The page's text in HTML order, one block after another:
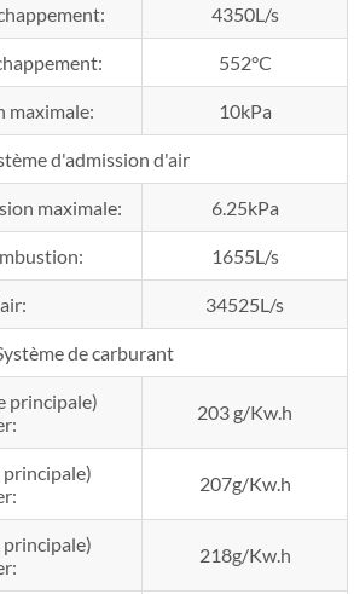
4350L/s
552°C
maximale: 10kPa
d'admission d'air
maximale: 6.25kPa
1655L/s
34525L/s
de carburant
principale)
203 g/Kw.h
principale)
207g/Kw.h
principale)
218g/Kw.h